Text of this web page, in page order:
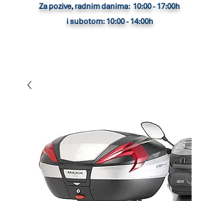
Za pozive, radnim danima: 10:00 - 17:00h
i subotom: 10:00 - 14:00h